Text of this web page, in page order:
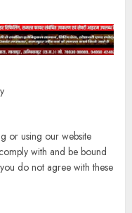
or using our website
with and be bound
do not agree with these